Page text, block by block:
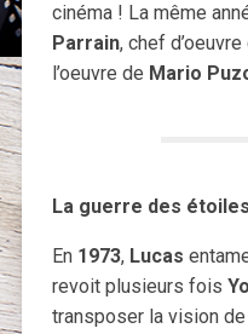
cinéma ! La même
Parrain, chef d’oeuvre
l’oeuvre de Mario
La guerre des
En 1973, Lucas
revoit plusieurs fois
transposer la vision de